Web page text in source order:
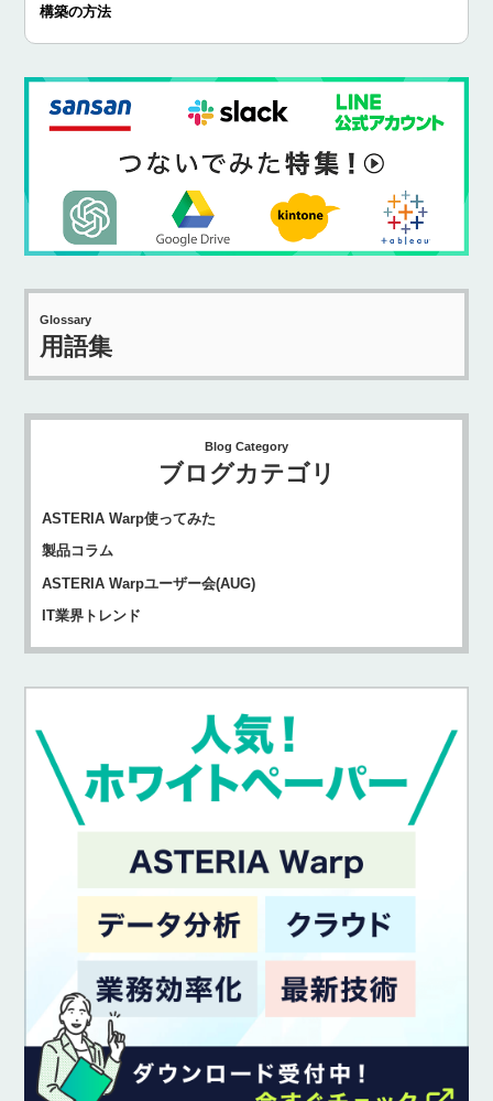
構築の方法
Glossary
用語集
Blog Category
ブログカテゴリ
ASTERIA Warp使ってみた
製品コラム
ASTERIA Warpユーザー会(AUG)
IT業界トレンド